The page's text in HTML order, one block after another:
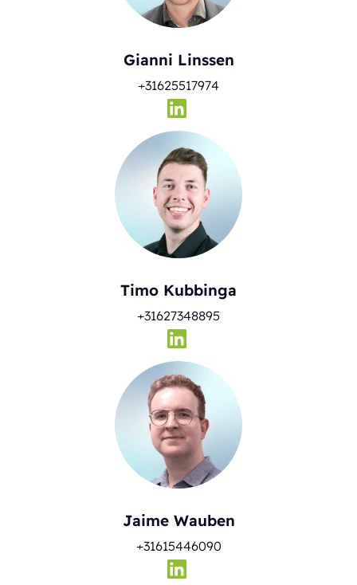
Gianni Linssen
+31625517974
Timo Kubbinga
+31627348895
Jaime Wauben
+31615446090